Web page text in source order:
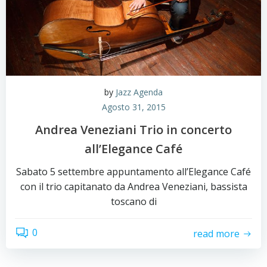
by Jazz Agenda
Agosto 31, 2015
Andrea Veneziani Trio in concerto
all’Elegance Café
Sabato 5 settembre appuntamento all’Elegance Café
con il trio capitanato da Andrea Veneziani, bassista
toscano di
0 read more